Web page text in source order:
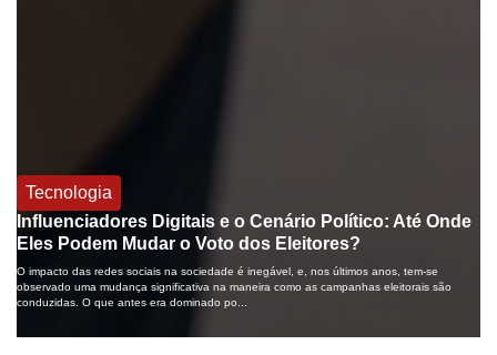
Tecnologia
Influenciadores Digitais e o Cenário Político: Até Onde
Eles Podem Mudar o Voto dos Eleitores?
O impacto das redes sociais na sociedade é inegável, e, nos últimos anos, tem-se
observado uma mudança significativa na maneira como as campanhas eleitorais são
conduzidas. O que antes era dominado po...